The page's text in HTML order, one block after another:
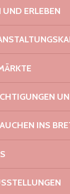
UND ERLEBEN
INS